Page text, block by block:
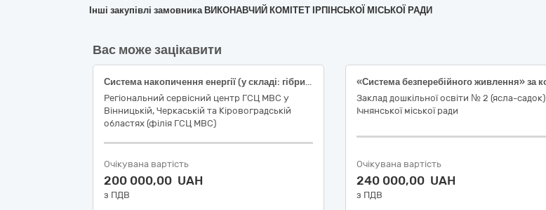
Інші закупівлі замовника ВИКОНАВЧИЙ КОМІТЕТ ІРПІНСЬКОЇ МІСЬКОЇ РАДИ
Вас може зацікавити
Система накопичення енергії (у складі: гібридний інвертор, акумуляторні батареї з урахуванням витрат на монтаж та пусконалагодження)
Регіональний сервісний центр ГСЦ МВС у
Вінницькій, Черкаській та Кіровоградській
областях (філія ГСЦ МВС)
Очікувана вартість
200 000,00 UAH
з ПДВ
Заклад дошкільної освіти № 2 (ясла-садок)
Ічнянської міської ради
Очікувана вартість
240 000,00 UAH
з ПДВ